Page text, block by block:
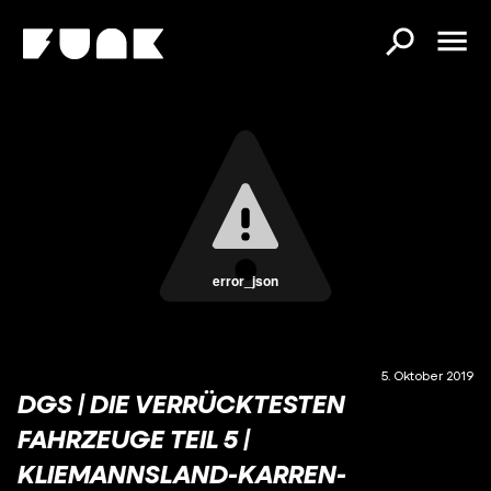
error_json
5. Oktober 2019
DGS | DIE VERRÜCKTESTEN
FAHRZEUGE TEIL 5 |
KLIEMANNSLAND-KARREN-